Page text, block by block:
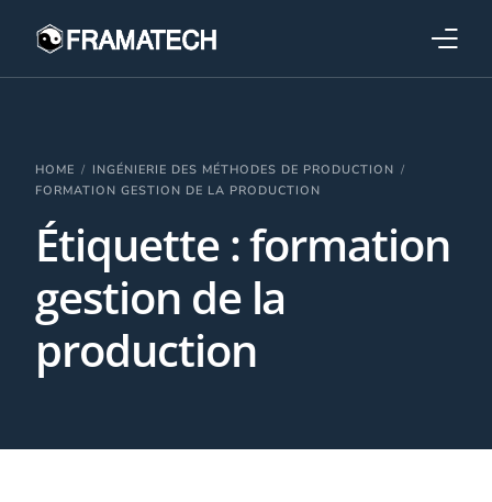
HOME
INGÉNIERIE DES MÉTHODES DE PRODUCTION
FORMATION GESTION DE LA PRODUCTION
Étiquette :formation
gestion de la
production
Formations
Performance électronique
Stratégies industrielles